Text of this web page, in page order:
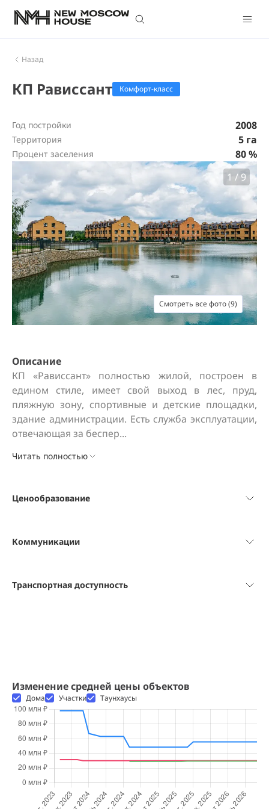
Назад
КП Рависсант Комфорт-класс
Год постройки 2008
Территория 5 га
Процент заселения
80 %
1 / 9
Смотреть все фото (9)
Описание
КП «Рависсант» полностью жилой, построен в
едином стиле, имеет свой выход в лес, пруд,
пляжную зону, спортивные и детские площадки,
здание администрации. Есть служба эксплуатации,
отвечающая за беспер...
Читать полностью
Ценообразование
Коммуникации
Транспортная доступность
Изменение средней цены объектов
Дома Участки Таунхаусы